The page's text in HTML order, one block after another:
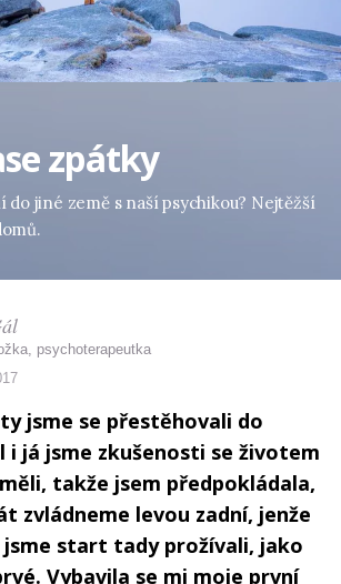
zpátky
do jiné země s naší psychikou? Nejtěžší
jsme se přestěhovali do
i já jsme zkušenosti se životem
takže jsem předpokládala,
zvládneme levou zadní, jenže
jsme start tady prožívali, jako
Vybavila se mi moje první
psychoterapeutka